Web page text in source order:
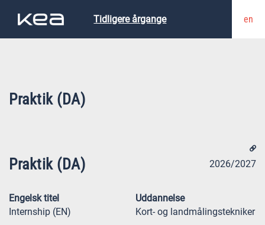
Tidligere årgange en
Praktik (DA)
Praktik (DA) 2026/2027
Engelsk titel
Internship (EN)
Uddannelse
Kort- og landmålingstekniker